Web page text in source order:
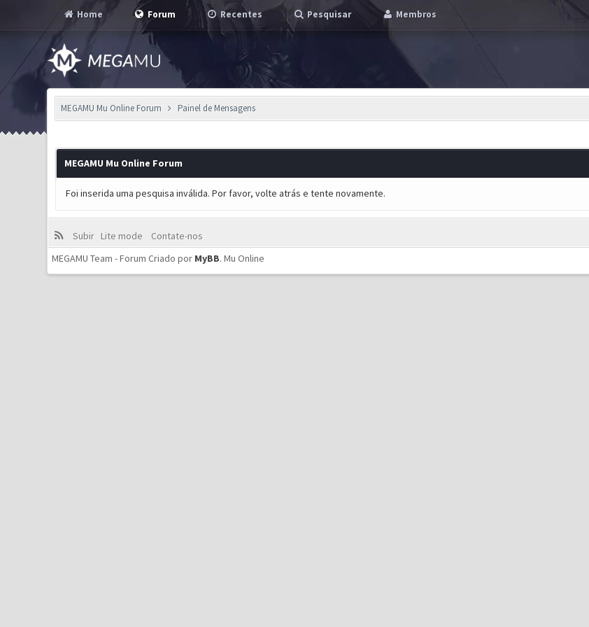
Home Forum Recentes Pesquisar Membros
MEGAMU Mu Online Forum Painel de Mensagens
MEGAMU Mu Online Forum
Foi inserida uma pesquisa inválida. Por favor, volte atrás e tente novamente.
Subir Lite mode
Contate-nos
MEGAMU Team - Forum Criado por MyBB.Mu Online